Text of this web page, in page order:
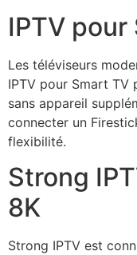
IPTV
Les téléviseurs
IPTV pour Smart TV
sans appareil
connecter un
flexibilité.
Strong
8K
Strong IPTV est